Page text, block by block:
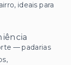
ideais para
— padarias